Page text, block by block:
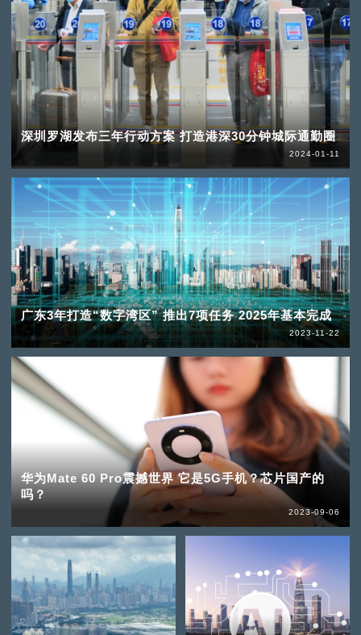
深圳罗湖发布三年行动方案 打造港深30分钟城际通勤圈
2024-01-11
广东3年打造“数字湾区” 推出7项任务 2025年基本完成
2023-11-22
华为Mate 60 Pro震撼世界 它是5G手机？芯片国产的
吗？
2023-09-06